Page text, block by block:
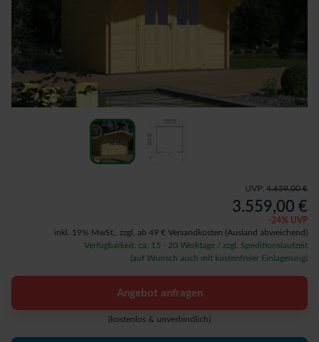
UVP: 4.659,00 €
3.559,00 €
-24% UVP
inkl. 19% MwSt., zzgl. ab 49 € Versandkosten (Ausland abweichend)
Verfügbarkeit: ca. 15 - 20 Werktage / zzgl. Speditionslaufzeit
(auf Wunsch auch mit kostenfreier Einlagerung)
Angebot anfragen
(kostenlos & unverbindlich)